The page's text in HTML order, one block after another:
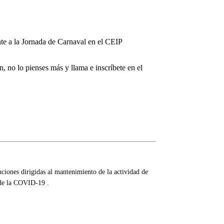
a la Jornada de Carnaval en el CEIP
no lo pienses más y llama e inscríbete en el
dirigidas al mantenimiento de la actividad de
la COVID-19 .